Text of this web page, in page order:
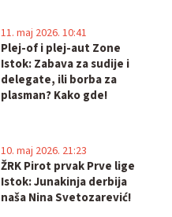
Plej-of i plej-aut Zone
Istok: Zabava za sudije i
delegate, ili borba za
plasman? Kako gde!
11. maj 2026. 10:41
ŽRK Pirot prvak Prve lige
Istok: Junakinja derbija
naša Nina Svetozarević!
10. maj 2026. 21:23